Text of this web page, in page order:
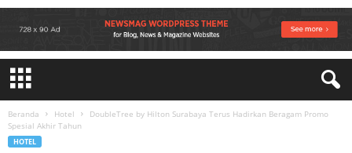
Beranda Hotel
DoubleTree by Hilton Surabaya Terus Hadirkan Beragam Promo
Spesial Akhir Tahun
HOTEL